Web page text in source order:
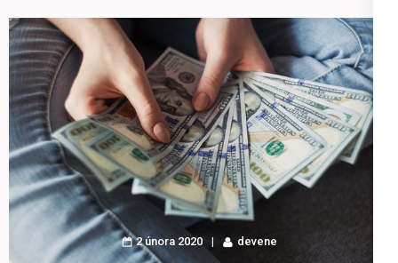
2 února 2020 devene